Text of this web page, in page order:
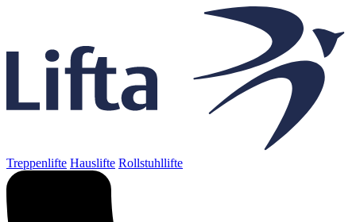
Treppenlifte Hauslifte Rollstuhllifte